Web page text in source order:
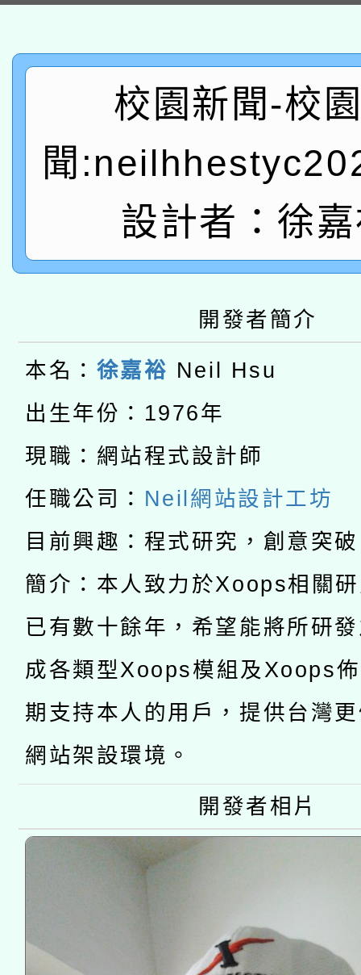
用水績優單位及節水達
動」
桃園市孔廟祈福系列
開 智慧啟航」
關事宜
轉知教育部國民及學前
國立臺灣師範大學辦
年度健康促進學校輔導
業成長研習」實施計畫
函轉國家教育研究院
原住民族教育政策研討
族教育國際趨勢與發展
轉知教育部國民及學前
新北市政府教育局辦
師專業成長研習實施計
方素養工作坊新北場」
函轉國立臺灣師範大學
轉知有關國立成功大學
件」活動簡章
年度COVID-19疫苗接
接種對象擴大為「滿6
接種之民眾」措施，延
月28日止
轉知經濟部水利署委託
業技術研究院辦理「
用水績優單位及節水達
動」
115年8月22日(星期六
桃園市孔廟祈福系列
開 智慧啟航」
2026年桃園地景藝術
「2026桃園藝術巡演
關事宜
轉知教育部國民及學前
國立臺灣師範大學辦理
年度健康促進學校輔導
業成長研習」實施計畫
函轉國家教育研究院中
原住民族教育政策研討
族教育國際趨勢與發展
轉知教育部國民及學前
新北市政府教育局辦理
師專業成長研習實施計
方素養工作坊新北場」
函轉國立臺灣師範大學
族語言臺北學習中心
「族語學習班」招生簡
文教學共融平台-教案
件」活動簡章
教育部國民及學前教
接種對象擴大為「滿6
接種之民眾」措施，延
月28日止
校園新聞-校
聞
設計者：徐
開發者簡介
本名： 徐嘉裕 Neil Hsu
出生年份：1976年
現職：網站程式設計師
任職公司： Neil網站設計工坊
目前興趣：程式研究，創意突
簡介：本人致力於Xoops相關
已有數十餘年，希望能將所研
成各類型Xoops模組及Xoops
期支持本人的用戶，提供台灣
網站架設環境。
開發者相片